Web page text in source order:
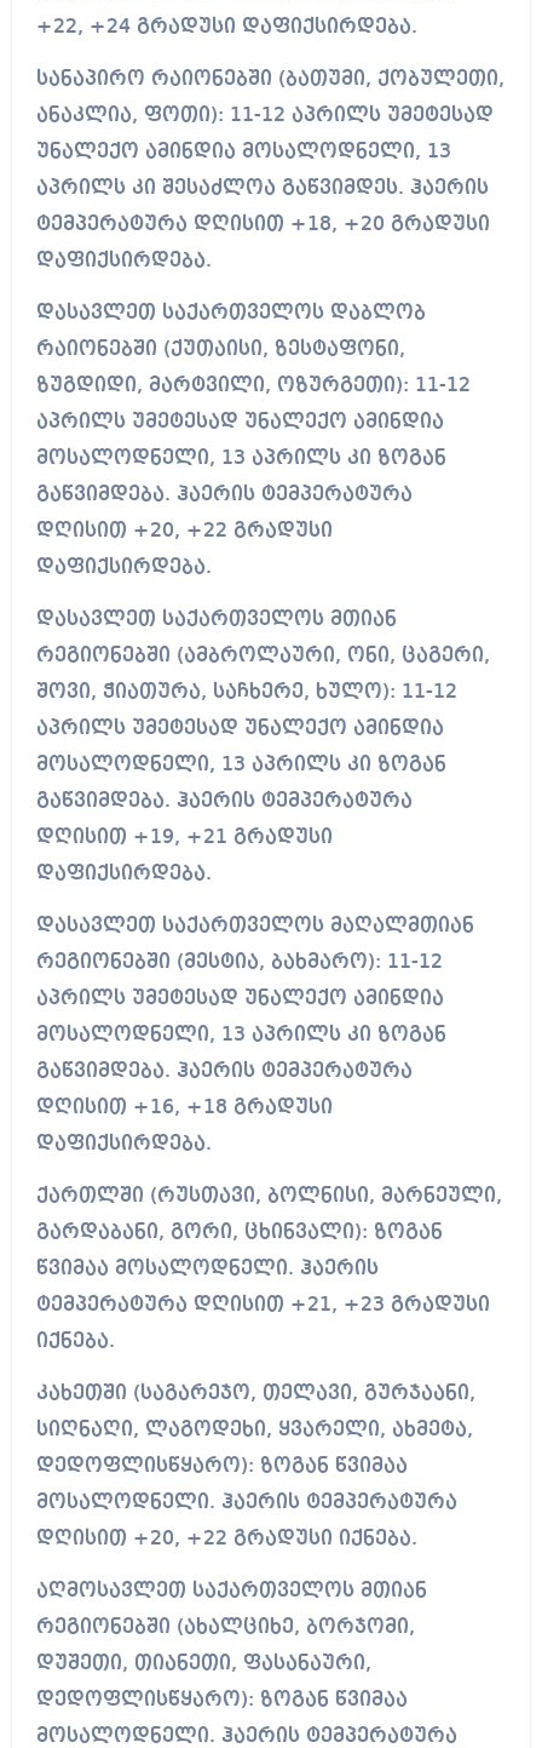
+22, +24 გრადუსი დაფიქსირდება.
სანაპირო რაიონებში (ბათუმი, ქობულეთი,
ანაკლია, ფოთი): 11-12 აპრილს უმეტესად
უნალექო ამინდია მოსალოდნელი, 13
აპრილს კი შესაძლოა გაწვიმდეს. ჰაერის
ტემპერატურა დღისით +18, +20 გრადუსი
დაფიქსირდება.
დასავლეთ საქართველოს დაბლობ
რაიონებში (ქუთაისი, ზესტაფონი,
ზუგდიდი, მარტვილი, ოზურგეთი): 11-12
აპრილს უმეტესად უნალექო ამინდია
მოსალოდნელი, 13 აპრილს კი ზოგან
გაწვიმდება. ჰაერის ტემპერატურა
დღისით +20, +22 გრადუსი
დაფიქსირდება.
დასავლეთ საქართველოს მთიან
რეგიონებში (ამბროლაური, ონი, ცაგერი,
შოვი, ჭიათურა, საჩხერე, ხულო): 11-12
აპრილს უმეტესად უნალექო ამინდია
მოსალოდნელი, 13 აპრილს კი ზოგან
გაწვიმდება. ჰაერის ტემპერატურა
დღისით +19, +21 გრადუსი
დაფიქსირდება.
დასავლეთ საქართველოს მაღალმთიან
რეგიონებში (მესტია, ბახმარო): 11-12
აპრილს უმეტესად უნალექო ამინდია
მოსალოდნელი, 13 აპრილს კი ზოგან
გაწვიმდება. ჰაერის ტემპერატურა
დღისით +16, +18 გრადუსი
დაფიქსირდება.
ქართლში (რუსთავი, ბოლნისი, მარნეული,
გარდაბანი, გორი, ცხინვალი): ზოგან
წვიმაა მოსალოდნელი. ჰაერის
ტემპერატურა დღისით +21, +23 გრადუსი
იქნება.
კახეთში (საგარეჯო, თელავი, გურჯაანი,
სიღნაღი, ლაგოდეხი, ყვარელი, ახმეტა,
დედოფლისწყარო): ზოგან წვიმაა
მოსალოდნელი. ჰაერის ტემპერატურა
დღისით +20, +22 გრადუსი იქნება.
აღმოსავლეთ საქართველოს მთიან
რეგიონებში (ახალციხე, ბორჯომი,
დუშეთი, თიანეთი, ფასანაური,
დედოფლისწყარო): ზოგან წვიმაა
მოსალოდნელი. ჰაერის ტემპერატურა